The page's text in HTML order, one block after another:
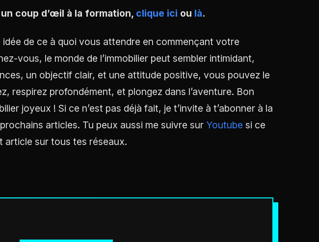
coup d’œil à la formation, clique ici ou là.
de ce à quoi vous attendre en commençant votre
vous, le monde de l’immobilier peut sembler intimidant,
un objectif clair, et une attitude positive, vous pouvez le
respirez profondément, et plongez dans l’aventure. Bon
joyeux ! Si ce n’est pas déjà fait, je t’invite à t’abonner à la
articles. Tu peux aussi me suivre sur Youtube si ce
article sur tous tes réseaux.